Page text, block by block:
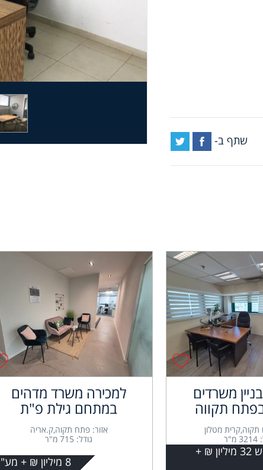
שתף ב-
משרדים
תקווה
תקוה,קרית מטלון
מחיר מבוקש 32 מיליון ₪ +
למכירה משרד מדהים
במתחם גילת פ"ת
אזור: פתח תקוה,ק.אריה
גודל: 715 מ"ר
8 מיליון ₪ + מע"מ